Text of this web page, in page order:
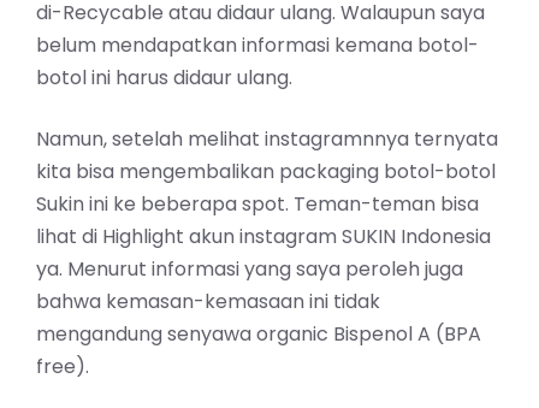
di-Recycable atau didaur ulang. Walaupun saya
belum mendapatkan informasi kemana botol-
botol ini harus didaur ulang.
Namun, setelah melihat instagramnnya ternyata
kita bisa mengembalikan packaging botol-botol
Sukin ini ke beberapa spot. Teman-teman bisa
lihat di Highlight akun instagram SUKIN Indonesia
ya. Menurut informasi yang saya peroleh juga
bahwa kemasan-kemasaan ini tidak
mengandung senyawa organic Bispenol A (BPA
free).